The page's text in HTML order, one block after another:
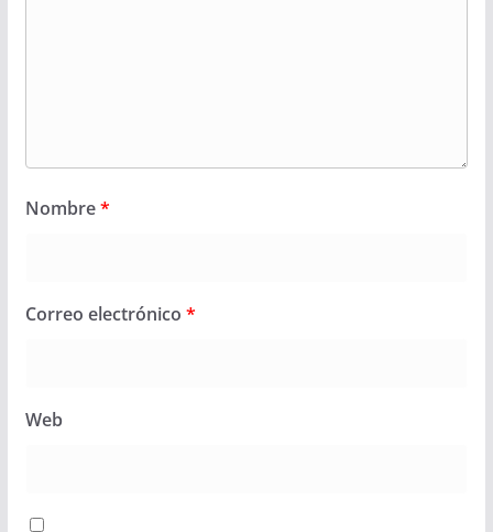
Nombre*
Correo electrónico *
Web